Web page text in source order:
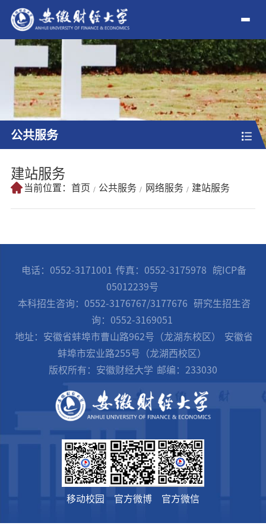
公共服务
建站服务
当前位置： 首页 公共服务 网络服务 建站服务
电话：0552-3171001 传真：0552-3175978
皖ICP备
05012239号
本科招生咨询：0552-3176767/3177676
研究生招生咨
询：0552-3169051
地址：安徽省蚌埠市曹山路962号（龙湖东校区）
安徽省
蚌埠市宏业路255号（龙湖西校区）
版权所有：安徽财经大学 邮编：233030
移动校园 官方微博 官方微信